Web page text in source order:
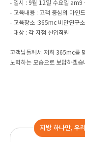
- 일시 : 9월 12일 수요일 am9
- 교육내용 : 고객 중심의 마인
- 교육장소 :365mc 비만연구소
- 대상 : 각 지점 신입직원
고객님들께서 저희 365mc를
노력하는 모습으로 보답하겠습
지방 하나만, 우